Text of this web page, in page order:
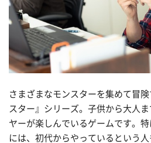
さまざまなモンスターを集めて冒
スター』シリーズ。子供から大人
ヤーが楽しんでいるゲームです。
には、初代からやっているという人